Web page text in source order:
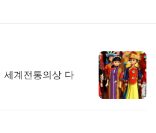
세계전통의상 다